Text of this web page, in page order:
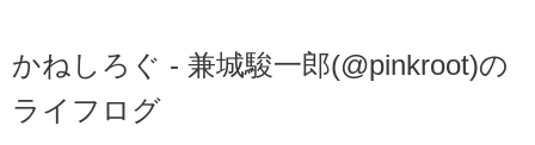
かねしろぐ - 兼城駿一郎(@pinkroot)の
ライフログ